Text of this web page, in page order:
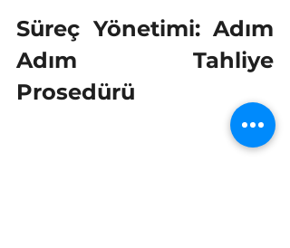
Süreç Yönetimi: Adım
Adım Tahliye
Prosedürü